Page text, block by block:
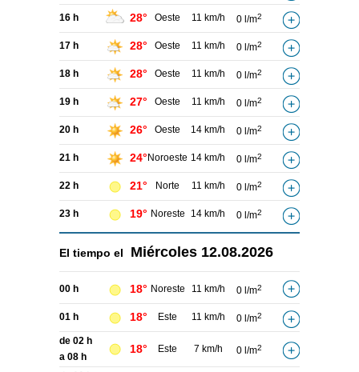
16 h 28° Oeste 11 km/h 0 l/m2
17 h 28° Oeste 11 km/h 0 l/m2
18 h 28° Oeste 11 km/h 0 l/m2
19 h 27° Oeste 11 km/h 0 l/m2
20 h 26° Oeste 14 km/h 0 l/m2
21 h 24° Noroeste 14 km/h 0 l/m2
22 h 21° Norte 11 km/h 0 l/m2
23 h 19° Noreste 14 km/h 0 l/m2
El tiempo el Miércoles 12.08.2026
00 h 18° Noreste 11 km/h 0 l/m2
01 h 18° Este 11 km/h 0 l/m2
de 02 h
a 08 h
18° Este 7 km/h 0 l/m2